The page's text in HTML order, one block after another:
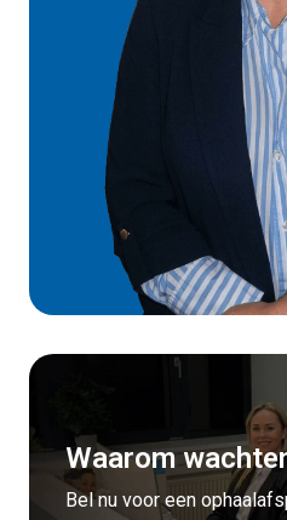
Waarom
Bel nu voor een